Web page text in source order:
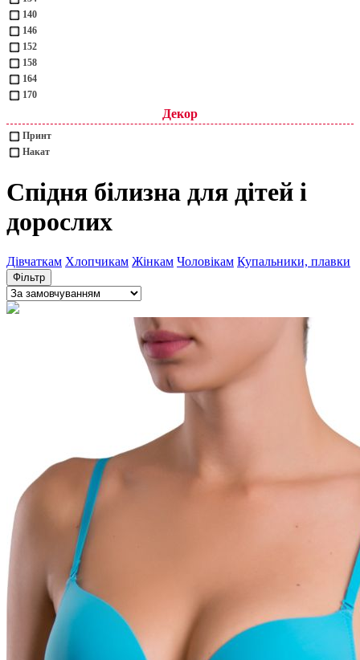
140
146
152
158
164
170
Декор
Принт
Накат
Спідня білизна для дітей і
дорослих
Дівчаткам Хлопчикам Жінкам Чоловікам Купальники, плавки
Фільтр